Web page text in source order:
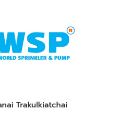
Trakulkiatchai